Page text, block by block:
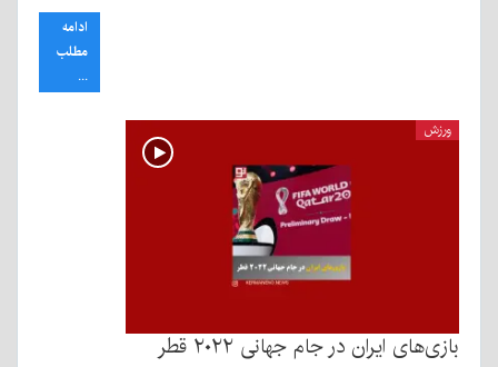
ادامه
مطلب
...
ورزش
بازی‌های ایران در جام جهانی ۲۰۲۲ قطر